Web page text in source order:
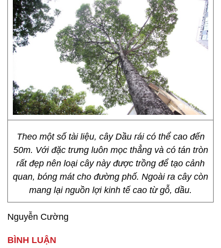
Theo một số tài liệu, cây Dầu rái có thể cao đến
50m. Với đặc trưng luôn mọc thẳng và có tán tròn
rất đẹp nên loại cây này được trồng để tạo cảnh
quan, bóng mát cho đường phố. Ngoài ra cây còn
mang lại nguồn lợi kinh tế cao từ gỗ, dầu.
Nguyễn Cường